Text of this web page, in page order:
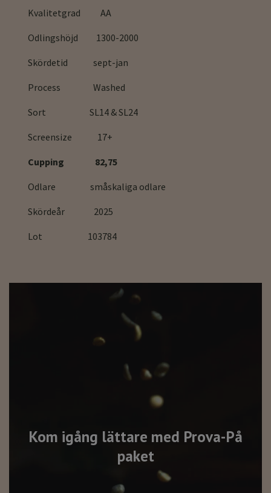
Kom igång lättare med Prova-På
paket
Kvalitetgrad AA
Odlingshöjd 1300-2000
Skördetid sept-jan
Process Washed
Sort SL14 & SL24
Screensize 17+
Cupping 82,75
Odlare småskaliga odlare
Skördeår 2025
Lot 103784